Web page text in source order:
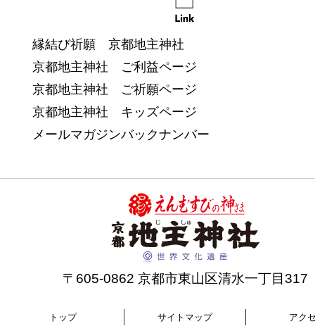
縁結び祈願 京都地主神社
京都地主神社 ご利益ページ
京都地主神社 ご祈願ページ
京都地主神社 キッズページ
メールマガジンバックナンバー
〒605-0862 京都市東山区清水一丁目317
トップ サイトマップ アク